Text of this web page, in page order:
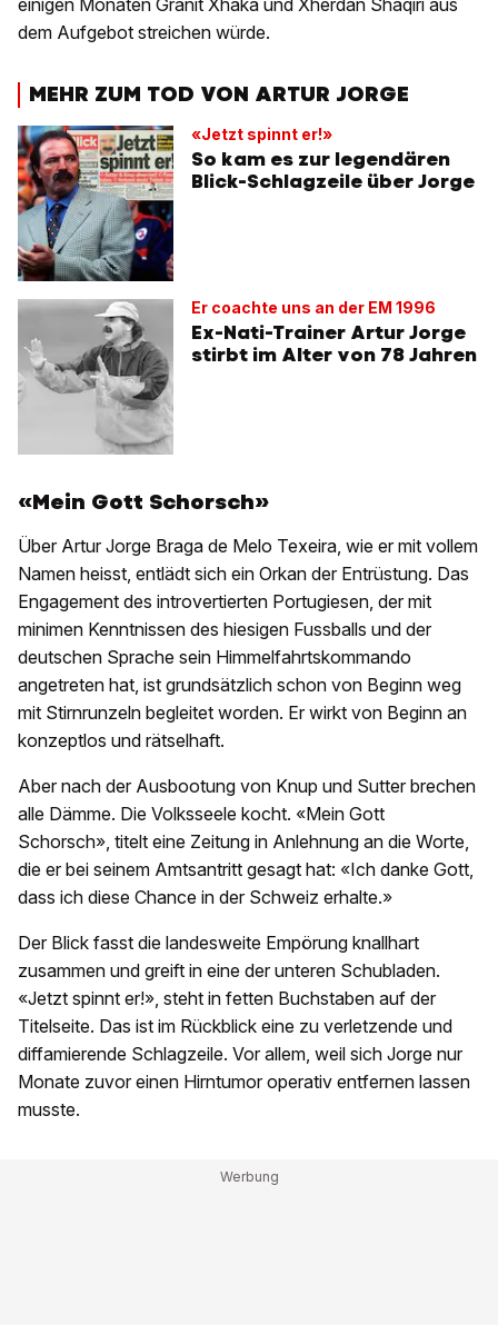
einigen Monaten Granit Xhaka und Xherdan Shaqiri aus
dem Aufgebot streichen würde.
MEHR ZUM TOD VON ARTUR JORGE
«Jetzt spinnt er!»
So kam es zur legendären
Blick-Schlagzeile über Jorge
Er coachte uns an der EM 1996
Ex-Nati-Trainer Artur Jorge
stirbt im Alter von 78 Jahren
«Mein Gott Schorsch»
Über Artur Jorge Braga de Melo Texeira, wie er mit vollem
Namen heisst, entlädt sich ein Orkan der Entrüstung. Das
Engagement des introvertierten Portugiesen, der mit
minimen Kenntnissen des hiesigen Fussballs und der
deutschen Sprache sein Himmelfahrtskommando
angetreten hat, ist grundsätzlich schon von Beginn weg
mit Stirnrunzeln begleitet worden. Er wirkt von Beginn an
konzeptlos und rätselhaft.
Aber nach der Ausbootung von Knup und Sutter brechen
alle Dämme. Die Volksseele kocht. «Mein Gott
Schorsch», titelt eine Zeitung in Anlehnung an die Worte,
die er bei seinem Amtsantritt gesagt hat: «Ich danke Gott,
dass ich diese Chance in der Schweiz erhalte.»
Der Blick fasst die landesweite Empörung knallhart
zusammen und greift in eine der unteren Schubladen.
«Jetzt spinnt er!», steht in fetten Buchstaben auf der
Titelseite. Das ist im Rückblick eine zu verletzende und
diffamierende Schlagzeile. Vor allem, weil sich Jorge nur
Monate zuvor einen Hirntumor operativ entfernen lassen
musste.